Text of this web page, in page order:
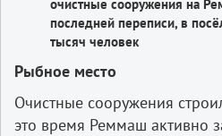
очистные сооружения на
последней переписи, в
тысяч человек
Рыбное место
Очистные сооружения
это время Реммаш активно